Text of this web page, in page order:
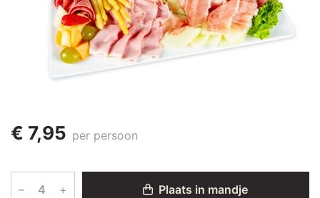
€ 7,95 per persoon
– + Plaats in mandje